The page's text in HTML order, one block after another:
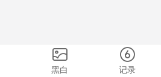
黑白 记录